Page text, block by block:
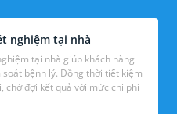
nghiệm tại nhà
tại nhà giúp khách hàng
soát bệnh lý. Đồng thời tiết kiệm